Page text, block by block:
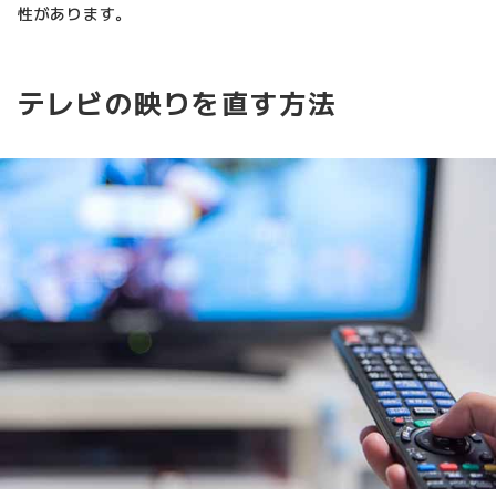
性があります。
テレビの映りを直す方法